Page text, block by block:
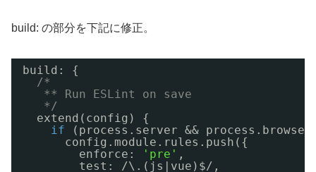
build: の部分を下記に修正。
build: {
/*
** Run ESLint on save
*/
extend(config) {
if
(process.server &&
config.module.rules.push({
enforce:
'pre' ,
test: /\.(js|vue)$/,